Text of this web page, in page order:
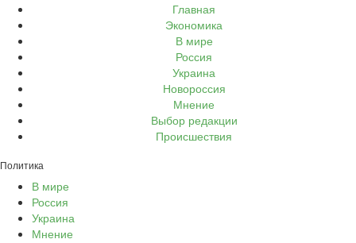
Главная
Экономика
В мире
Россия
Украина
Новороссия
Мнение
Выбор редакции
Происшествия
Политика
В мире
Россия
Украина
Мнение